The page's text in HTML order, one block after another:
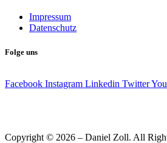
Impressum
Datenschutz
Folge uns
Facebook Instagram Linkedin Twitter
Copyright © 2026 – Daniel Zoll. All